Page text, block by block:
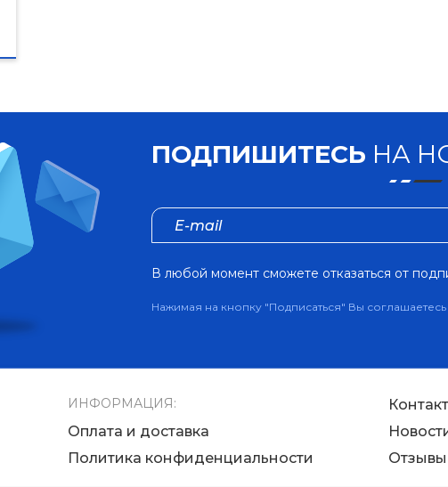
ПОДПИШИТЕСЬ НА
В любой момент сможете отказаться от
Нажимая на кнопку "Подписаться" Вы соглашаетесь
ИНФОРМАЦИЯ:
Оплата и доставка
Политика конфиденциальности
Отзывы